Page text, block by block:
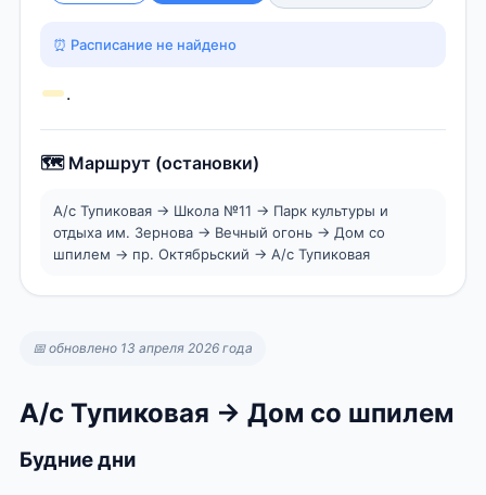
⏰ Расписание не найдено
.
🗺️ Маршрут (остановки)
А/с Тупиковая → Школа №11 → Парк культуры и
отдыха им. Зернова → Вечный огонь → Дом со
шпилем → пр. Октябрьский → А/с Тупиковая
📅 обновлено 13 апреля 2026 года
А/с Тупиковая → Дом со шпилем
Будние дни